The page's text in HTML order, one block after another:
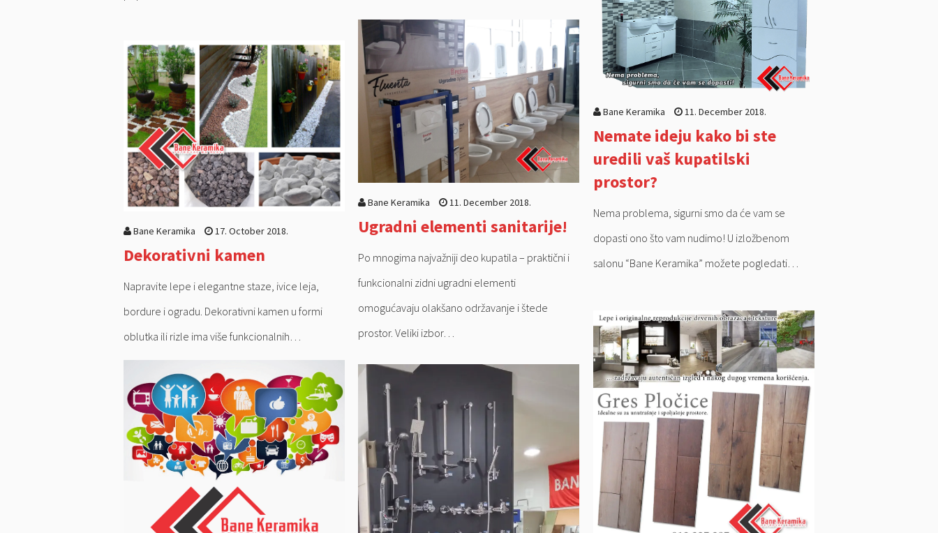
Bane Keramika 11. December 2018.
Nemate ideju kako bi ste
uredili vaš kupatilski
prostor?
Nema problema, sigurni smo da će vam se
dopasti ono što vam nudimo! U izložbenom
salonu “Bane Keramika” možete pogledati…
Bane Keramika 11. December 2018.
Ugradni elementi sanitarije!
Po mnogima najvažniji deo kupatila – praktični i
funkcionalni zidni ugradni elementi
omogućavaju olakšano održavanje i štede
prostor. Veliki izbor…
Bane Keramika 17. October 2018.
Dekorativni kamen
Napravite lepe i elegantne staze, ivice leja,
bordure i ogradu. Dekorativni kamen u formi
oblutka ili rizle ima više funkcionalnih…